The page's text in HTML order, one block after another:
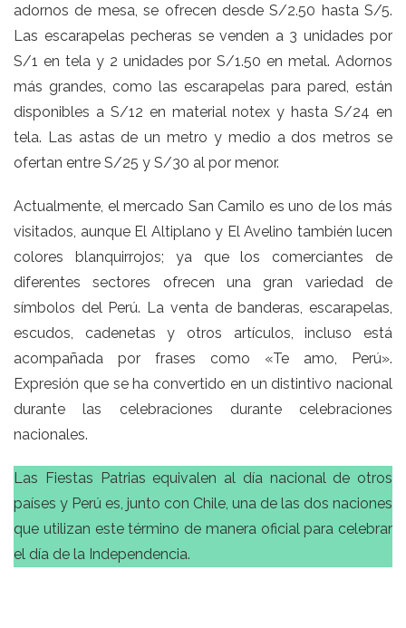
adornos de mesa, se ofrecen desde S/2.50 hasta S/5.
Las escarapelas pecheras se venden a 3 unidades por
S/1 en tela y 2 unidades por S/1.50 en metal. Adornos
más grandes, como las escarapelas para pared, están
disponibles a S/12 en material notex y hasta S/24 en
tela. Las astas de un metro y medio a dos metros se
ofertan entre S/25 y S/30 al por menor.
Actualmente, el mercado San Camilo es uno de los más
visitados, aunque El Altiplano y El Avelino también lucen
colores blanquirrojos; ya que los comerciantes de
diferentes sectores ofrecen una gran variedad de
símbolos del Perú. La venta de banderas, escarapelas,
escudos, cadenetas y otros artículos, incluso está
acompañada por frases como «Te amo, Perú».
Expresión que se ha convertido en un distintivo nacional
durante las celebraciones durante celebraciones
nacionales.
Las Fiestas Patrias equivalen al día nacional de otros
países y Perú es, junto con Chile , una de las dos naciones
que utilizan este término de manera oficial para celebrar
el día de la Independencia.​